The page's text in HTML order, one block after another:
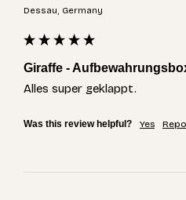
Dessau, Germany
Giraffe -
Alles super geklappt.
Was this review helpful? Yes